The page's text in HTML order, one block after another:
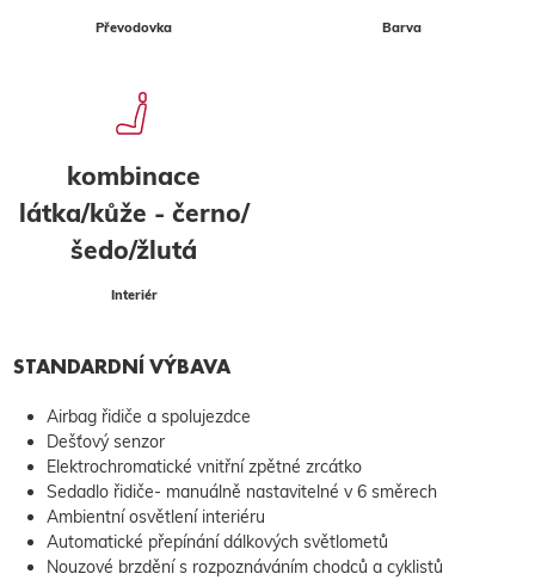
Převodovka Barva
kombinace
látka/kůže - černo/
šedo/žlutá
Interiér
STANDARDNÍ VÝBAVA
Airbag řidiče a spolujezdce
Dešťový senzor
Elektrochromatické vnitřní zpětné zrcátko
Sedadlo řidiče- manuálně nastavitelné v 6 směrech
Ambientní osvětlení interiéru
Automatické přepínání dálkových světlometů
Nouzové brzdění s rozpoznáváním chodců a cyklistů